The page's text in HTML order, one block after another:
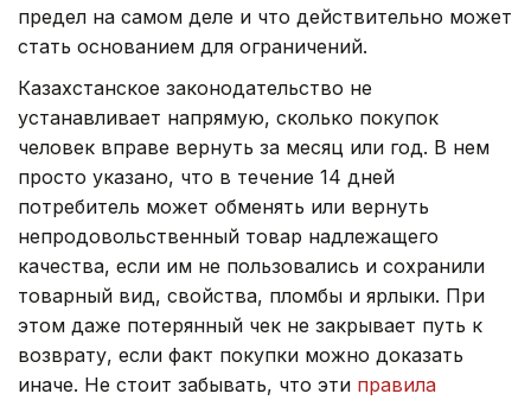
предел на самом деле и что действительно может
стать основанием для ограничений.
Казахстанское законодательство не
устанавливает напрямую, сколько покупок
человек вправе вернуть за месяц или год. В нем
просто указано, что в течение 14 дней
потребитель может обменять или вернуть
непродовольственный товар надлежащего
качества, если им не пользовались и сохранили
товарный вид, свойства, пломбы и ярлыки. При
этом даже потерянный чек не закрывает путь к
возврату, если факт покупки можно доказать
иначе. Не стоит забывать, что эти правила